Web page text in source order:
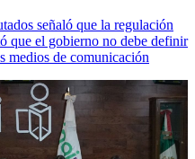
señaló que la regulación
que el gobierno no debe definir
medios de comunicación